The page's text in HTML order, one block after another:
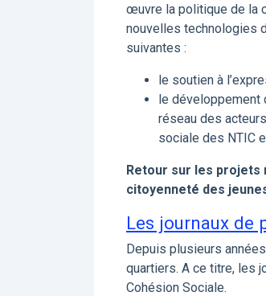
œuvre la politique de la
nouvelles technologies
suivantes :
le soutien à
le développement
réseau des
sociale des NTIC
Retour sur les projets
citoyenneté des
Les journaux de
Depuis plusieurs
quartiers. A ce titre, les
Cohésion Sociale.